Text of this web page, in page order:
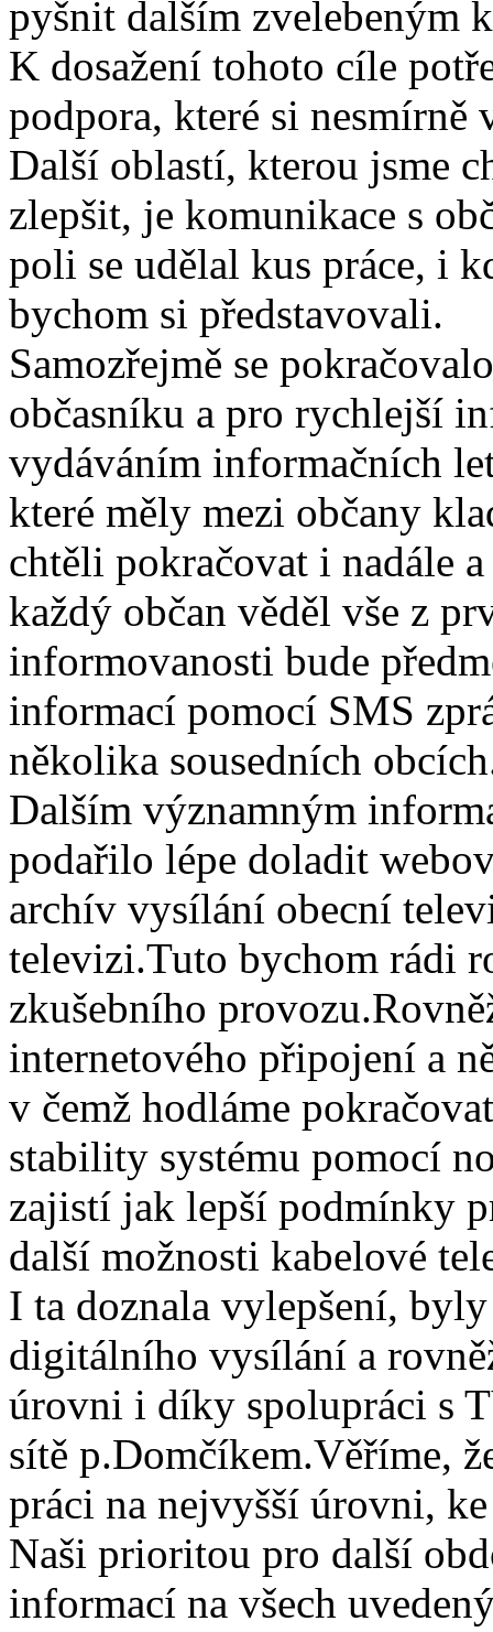
pyšnit dalším zvelebeným
K dosažení tohoto cíle
podpora, které si nesmírně
Další oblastí, kterou jsme
zlepšit, je komunikace s
poli se udělal kus práce, i
bychom si představovali.
Samozřejmě se
občasníku a pro rychlejší
vydáváním informačních
které měly mezi občany
chtěli pokračovat i nadále
každý občan věděl vše z
informovanosti bude
informací pomocí SMS
několika sousedních
Dalším významným
podařilo lépe doladit
archív vysílání obecní
televizi.Tuto bychom rádi
zkušebního
internetového připojení a
v čemž hodláme
stability systému pomocí
zajistí jak lepší podmínky
další možnosti kabelové
I ta doznala vylepšení,
digitálního vysílání a
úrovni i díky spolupráci s
sítě p.Domčíkem.Věříme,
práci na nejvyšší úrovni,
Naši prioritou pro další
informací na všech